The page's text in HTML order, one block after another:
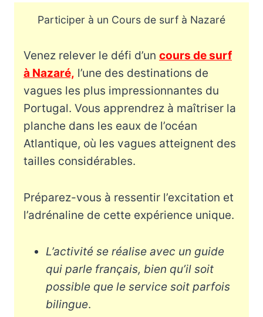
Participer à un Cours de surf à Nazaré
Venez relever le défi d’un cours de surf
à Nazaré, l’une des destinations de
vagues les plus impressionnantes du
Portugal. Vous apprendrez à maîtriser la
planche dans les eaux de l’océan
Atlantique, où les vagues atteignent des
tailles considérables.
Préparez-vous à ressentir l’excitation et
l’adrénaline de cette expérience unique.
L’activité se réalise avec un guide
qui parle français, bien qu’il soit
possible que le service soit parfois
bilingue.